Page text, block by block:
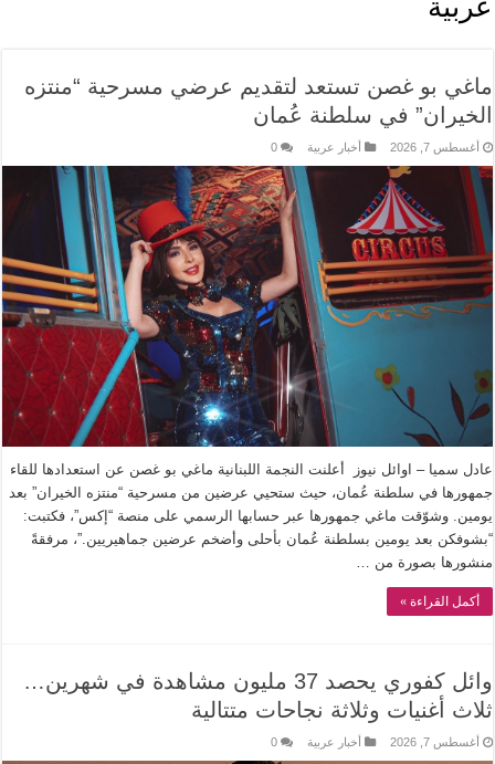
عربية
ماغي بو غصن تستعد لتقديم عرضي مسرحية “منتزه
الخيران” في سلطنة عُمان
أغسطس 7, 2026 أخبار عربية 0
عادل سميا – اوائل نيوز أعلنت النجمة اللبنانية ماغي بو غصن عن استعدادها للقاء
جمهورها في سلطنة عُمان، حيث ستحيي عرضين من مسرحية “منتزه الخيران” بعد
يومين. وشوّقت ماغي جمهورها عبر حسابها الرسمي على منصة “إكس”، فكتبت:
“بشوفكن بعد يومين بسلطنة عُمان بأحلى وأضخم عرضين جماهيريين.”، مرفقةً
منشورها بصورة من …
أكمل القراءة »
وائل كفوري يحصد 37 مليون مشاهدة في شهرين…
ثلاث أغنيات وثلاثة نجاحات متتالية
أغسطس 7, 2026 أخبار عربية 0